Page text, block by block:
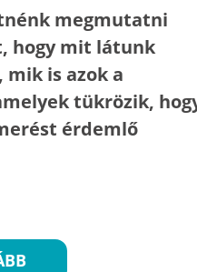
megmutatni
hogy mit látunk
is azok a
tükrözik,
érdemlő